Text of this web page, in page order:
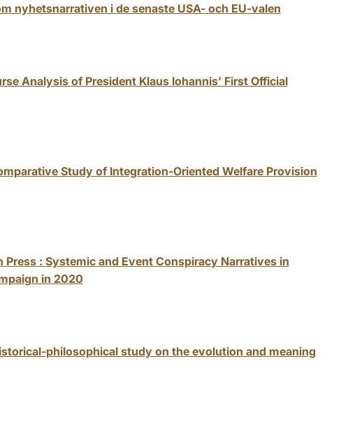
nyhetsnarrativen i de senaste USA- och EU-valen
Analysis of President Klaus Iohannis’ First Official
Study of Integration-Oriented Welfare Provision
: Systemic and Event Conspiracy Narratives in
in 2020
philosophical study on the evolution and meaning